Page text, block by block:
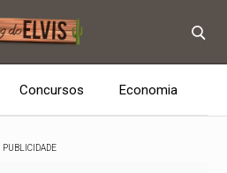
Concursos Economia
PUBLICIDADE